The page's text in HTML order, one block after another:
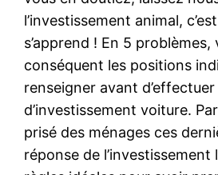
l’investissement animal,
s’apprend ! En 5 problèmes,
conséquent les positions
renseigner avant
d’investissement voiture.
prisé des ménages ces
réponse de